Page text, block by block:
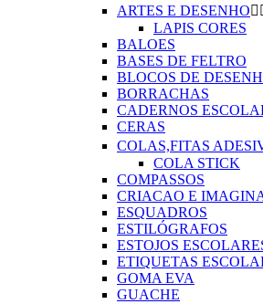
ARTES E DESENHO
LAPIS CORES
BALOES
BASES DE FELTRO
BLOCOS DE
BORRACHAS
CADERNOS
CERAS
COLAS,FITAS
COLA STICK
COMPASSOS
CRIACAO E
ESQUADROS
ESTILÓGRAFOS
ESTOJOS
ETIQUETAS
GOMA EVA
GUACHE